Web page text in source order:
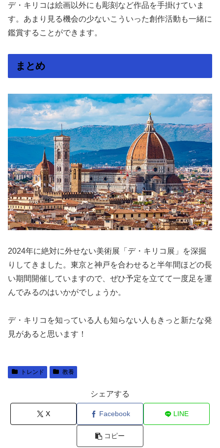
デ・キリコは絵画以外にも彫刻など作品を手掛けていま
す。あまり見る機会の少ないこういった創作活動も一緒に
鑑賞することができます。
まとめ
2024年に絶対に外せない美術展「デ・キリコ展」を深掘
りしてきました。東京と神戸を合わせると半年間ほどの長
い期間開催していますので、ぜひ予定を立てて一度足を運
んでみるのはいかがでしょうか。
デ・キリコを知っている人も知らない人もきっと新たな発
見があると思います！
トレンド 教養
シェアする
X Facebook LINE
コピー